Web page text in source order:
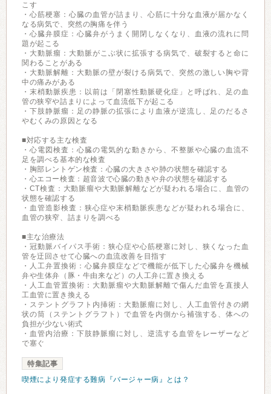
こす
・心筋梗塞：心臓の血管が詰まり、心筋に十分な血液が届かなく
なる病気で、突然の胸痛を伴う
・心臓弁膜症：心臓弁がうまく開閉しなくなり、血液の流れに問
題が起こる
・大動脈瘤：大動脈がこぶ状に拡張する病気で、破裂すると命に
関わることがある
・大動脈解離：大動脈の壁が裂ける病気で、突然の激しい胸や背
中の痛みがある
・末梢動脈疾患：以前は「閉塞性動脈硬化症」と呼ばれ、足の血
管の狭窄や詰まりによって血流低下が起こる
・下肢静脈瘤：足の静脈の拡張により血液が逆流し、足のだるさ
やむくみの原因となる
■対応する主な検査
・心電図検査：心臓の電気的な動きから、不整脈や心臓の血流不
足を調べる基本的な検査
・胸部レントゲン検査：心臓の大きさや肺の状態を確認する
・心エコー検査：超音波で心臓の動きや弁の状態を確認する
・CT検査：大動脈瘤や大動脈解離などが疑われる場合に、血管の
状態を確認する
・血管造影検査：狭心症や末梢動脈疾患などが疑われる場合に、
血管の狭窄、詰まりを調べる
■主な治療法
・冠動脈バイパス手術：狭心症や心筋梗塞に対し、狭くなった血
管を迂回させて心臓への血流改善を目指す
・人工弁置換術：心臓弁膜症などで機能が低下した心臓弁を機械
弁や生体弁（豚・牛由来など）の人工弁に置き換える
・人工血管置換術：大動脈瘤や大動脈解離で傷んだ血管を直接人
工血管に置き換える
・ステントグラフト内挿術：大動脈瘤に対し、人工血管付きの網
状の筒（ステントグラフト）で血管を内側から補強する、体への
負担が少ない術式
・血管内治療：下肢静脈瘤に対し、逆流する血管をレーザーなど
で塞ぐ
特集記事
喫煙により発症する難病『バージャー病』とは？